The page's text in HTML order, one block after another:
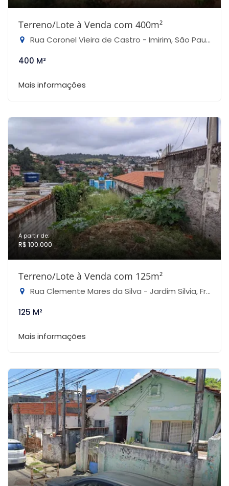
Terreno/Lote à Venda com 400m²
Rua Coronel Vieira de Castro - Imirim, São Paulo-SP
400 M²
Mais informações
A partir de:
R$ 100.000
Terreno/Lote à Venda com 125m²
Rua Clemente Mares da Silva - Jardim Silvia, Francisco Morato-SP
125 M²
Mais informações